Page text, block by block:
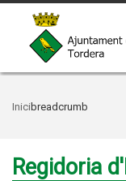
Inici breadcrumb
Regidoria